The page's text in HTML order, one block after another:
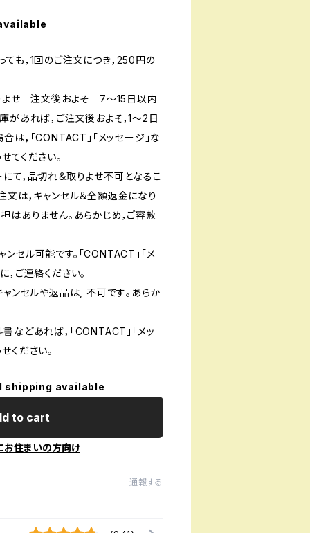
も，1回のご注文につき，250円の
りよせ 注文後およそ 7〜15日以内
があれば，ご注文後およそ，1〜2日
は，「CONTACT」「メッセージ」な
てください。
て，品切れ＆取りよせ不可となるこ
文は，キャンセル＆全額返金になり
はありません。あらかじめ，ご容赦
セル可能です。「CONTACT」「メ
，ご連絡ください。
ンセルや返品は, 不可です｡あらか
などあれば，「CONTACT」「メッ
ください。
shipping available
to cart
お住まいの方向け
通報する